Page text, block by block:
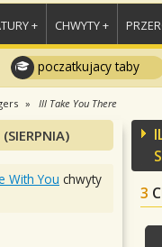
+ CHWYTY +
poczatkujacy taby
Ill Take You There
3
With You chwyty